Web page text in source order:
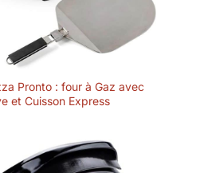
Pronto : four à Gaz avec
et Cuisson Express